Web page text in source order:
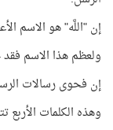
إن "اللَّه" هو الاسم
ولعظم هذا الاسم فقد
إن فحوى رسالات
وهذه الكلمات